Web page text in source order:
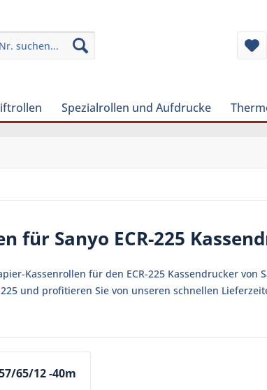
Spezialrollen und Aufdrucke
für Sanyo ECR-225
Kassenrollen für den ECR-225 Kassendrucker von
und profitieren Sie von unseren schnellen
65/12 -40m